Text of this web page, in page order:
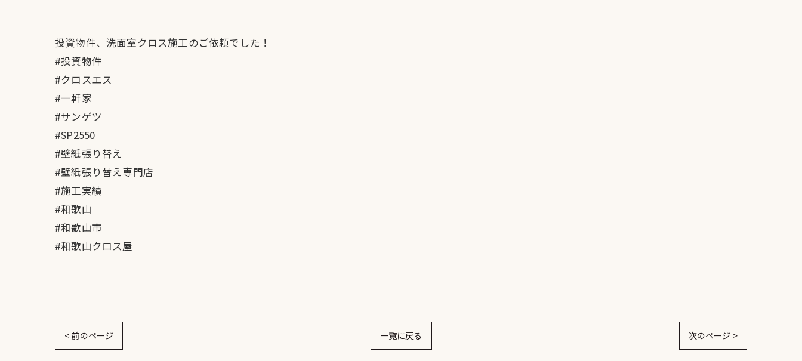
投資物件、洗面室クロス施工のご依頼でした！
#投資物件
#クロスエス
#一軒家
#サンゲツ
#SP2550
#壁紙張り替え
#壁紙張り替え専門店
#施工実績
#和歌山
#和歌山市
#和歌山クロス屋
< 前のページ 一覧に戻る 次のページ >